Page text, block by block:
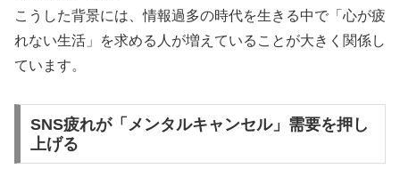
こうした背景には、情報過多の時代を生きる中で「心が疲
れない生活」を求める人が増えていることが大きく関係し
ています。
SNS疲れが「メンタルキャンセル」需要を押し
上げる